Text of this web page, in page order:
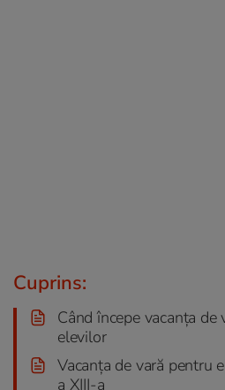
Cuprins:
Când începe vacanța
elevilor
Vacanța de vară pentru
a XIII-a